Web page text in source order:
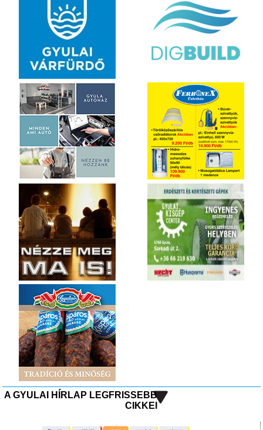
A GYULAI HÍRLAP LEGFRISSEBB
CIKKEI